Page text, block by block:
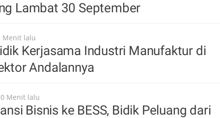
Lambat 30 September
Menit lalu
Kerjasama Industri Manufaktur di
Andalannya
Menit lalu
Bisnis ke BESS, Bidik Peluang dari